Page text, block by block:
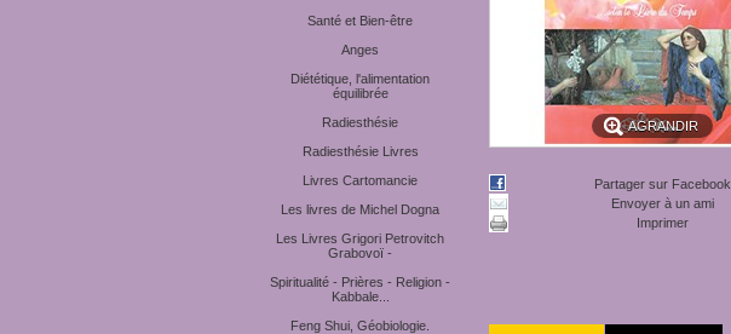
Santé et Bien-être
Anges
Diététique, l'alimentation
équilibrée
Radiesthésie
Radiesthésie Livres
Livres Cartomancie
Les livres de Michel Dogna
Les Livres Grigori Petrovitch
Grabovoï -
Spiritualité - Prières - Religion -
Kabbale...
Feng Shui, Géobiologie.
AGRANDIR
Partager sur Facebook
Envoyer à un ami
Imprimer